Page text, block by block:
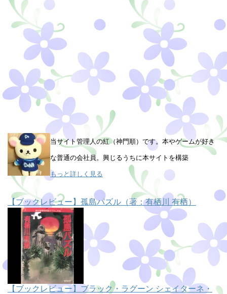
当サイト管理人の紅（神門順）です。本やゲームが好き
な普通の会社員。興じるうちに本サイトを構築
もっと詳しく見る
【ブックレビュー】孤島パズル（著：有栖川 有栖）
【ブックレビュー】ブラック・ラグーン シェイターネ・